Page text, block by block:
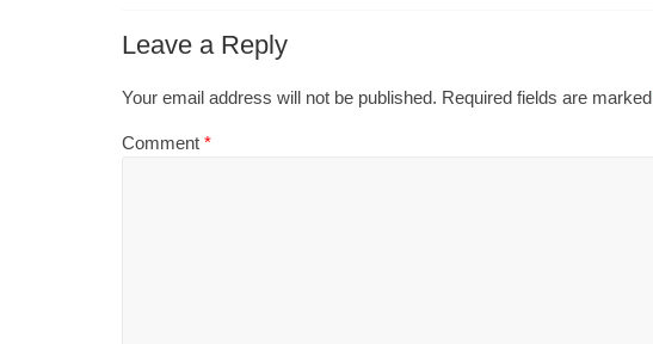
Leave a Reply
Your email address will not be published. Required fields are marked
Comment *